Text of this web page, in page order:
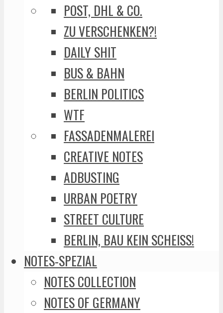
POST, DHL & CO.
ZU VERSCHENKEN?!
DAILY SHIT
BUS & BAHN
BERLIN POLITICS
WTF
FASSADENMALEREI
CREATIVE NOTES
ADBUSTING
URBAN POETRY
STREET CULTURE
BERLIN, BAU KEIN SCHEISS!
NOTES-SPEZIAL
NOTES COLLECTION
NOTES OF GERMANY